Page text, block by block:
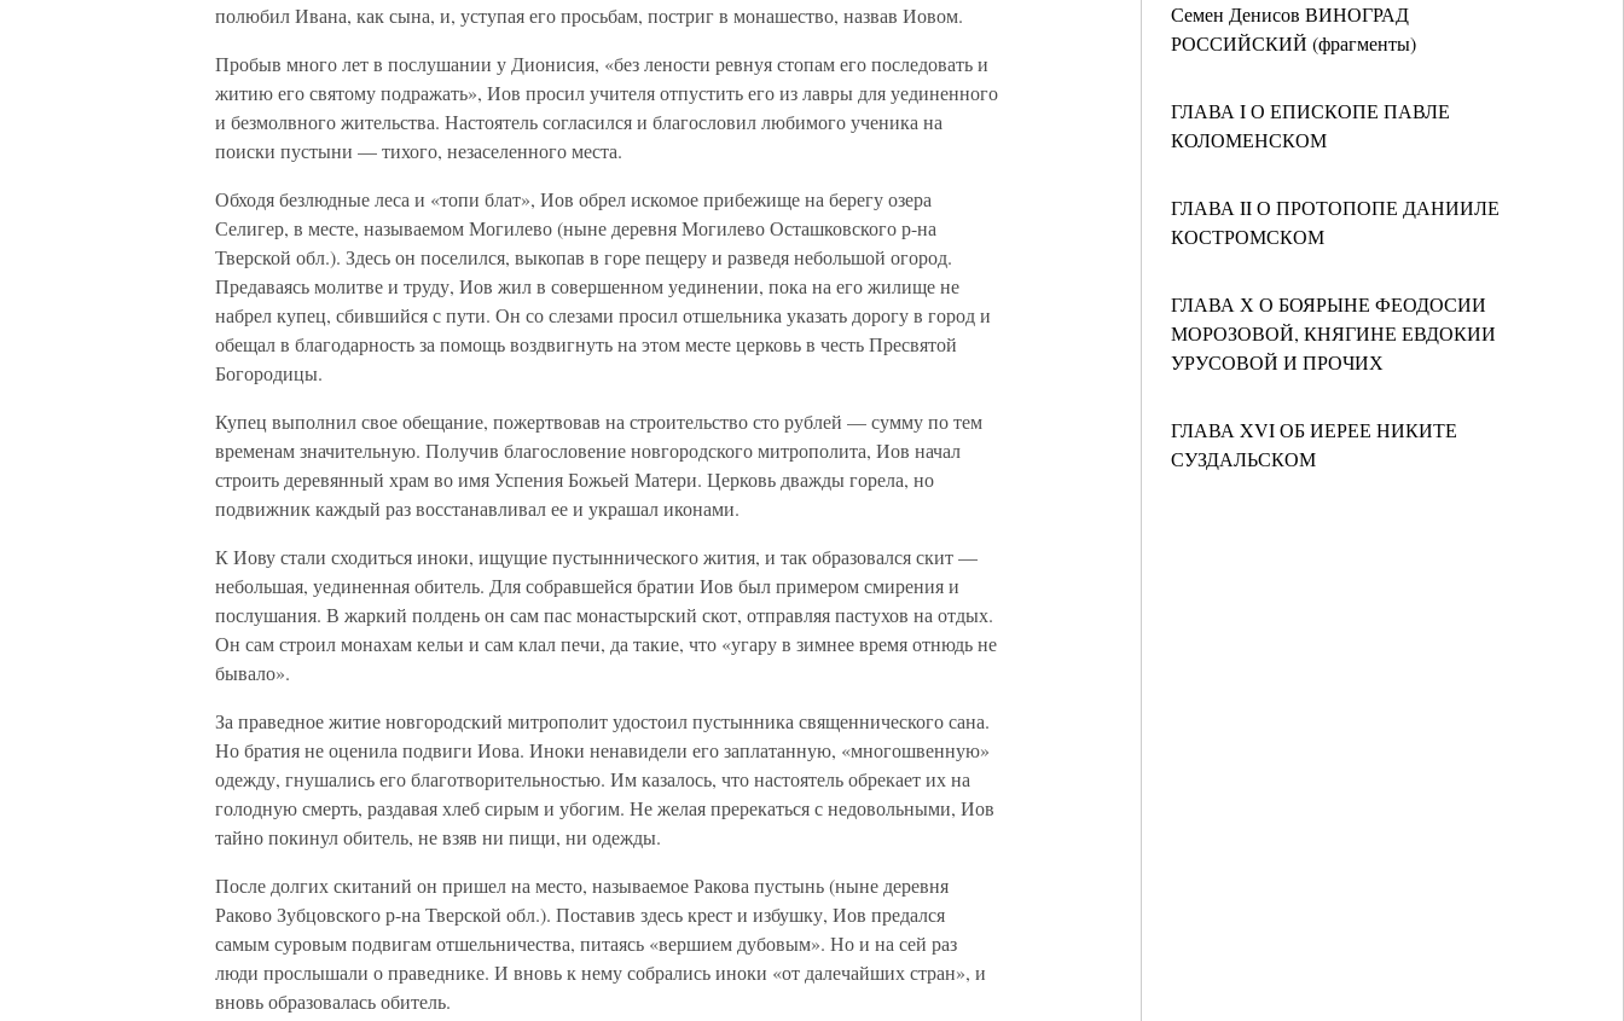
Семен Денисов ВИНОГРАД
РОССИЙСКИЙ (фрагменты)
ГЛАВА I О ЕПИСКОПЕ ПАВЛЕ
КОЛОМЕНСКОМ
ГЛАВА II О ПРОТОПОПЕ ДАНИИЛЕ
КОСТРОМСКОМ
ГЛАВА Х О БОЯРЫНЕ ФЕОДОСИИ
МОРОЗОВОЙ, КНЯГИНЕ ЕВДОКИИ
УРУСОВОЙ И ПРОЧИХ
ГЛАВА XVI ОБ ИЕРЕЕ НИКИТЕ
СУЗДАЛЬСКОМ
полюбил Ивана, как сына, и, уступая его просьбам, постриг в монашество, назвав Иовом.
Пробыв много лет в послушании у Дионисия, «без лености ревнуя стопам его последовать и
житию его святому подражать», Иов просил учителя отпустить его из лавры для уединенного
и безмолвного жительства. Настоятель согласился и благословил любимого ученика на
поиски пустыни — тихого, незаселенного места.
Обходя безлюдные леса и «топи блат», Иов обрел искомое прибежище на берегу озера
Селигер, в месте, называемом Могилево (ныне деревня Могилево Осташковского р-на
Тверской обл.). Здесь он поселился, выкопав в горе пещеру и разведя небольшой огород.
Предаваясь молитве и труду, Иов жил в совершенном уединении, пока на его жилище не
набрел купец, сбившийся с пути. Он со слезами просил отшельника указать дорогу в город и
обещал в благодарность за помощь воздвигнуть на этом месте церковь в честь Пресвятой
Богородицы.
Купец выполнил свое обещание, пожертвовав на строительство сто рублей — сумму по тем
временам значительную. Получив благословение новгородского митрополита, Иов начал
строить деревянный храм во имя Успения Божьей Матери. Церковь дважды горела, но
подвижник каждый раз восстанавливал ее и украшал иконами.
К Иову стали сходиться иноки, ищущие пустыннического жития, и так образовался скит —
небольшая, уединенная обитель. Для собравшейся братии Иов был примером смирения и
послушания. В жаркий полдень он сам пас монастырский скот, отправляя пастухов на отдых.
Он сам строил монахам кельи и сам клал печи, да такие, что «угару в зимнее время отнюдь не
бывало».
За праведное житие новгородский митрополит удостоил пустынника священнического сана.
Но братия не оценила подвиги Иова. Иноки ненавидели его заплатанную, «многошвенную»
одежду, гнушались его благотворительностью. Им казалось, что настоятель обрекает их на
голодную смерть, раздавая хлеб сирым и убогим. Не желая пререкаться с недовольными, Иов
тайно покинул обитель, не взяв ни пищи, ни одежды.
После долгих скитаний он пришел на место, называемое Ракова пустынь (ныне деревня
Раково Зубцовского р-на Тверской обл.). Поставив здесь крест и избушку, Иов предался
самым суровым подвигам отшельничества, питаясь «вершием дубовым». Но и на сей раз
люди прослышали о праведнике. И вновь к нему собрались иноки «от далечайших стран», и
вновь образовалась обитель.